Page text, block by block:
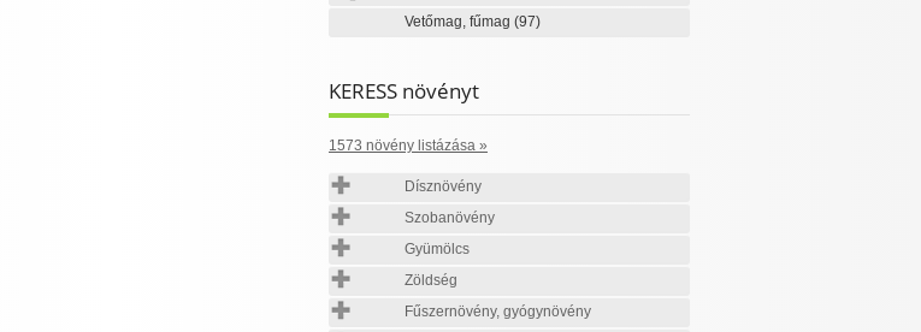
Vetőmag, fűmag (97)
KERESS növényt
1573 növény listázása »
Dísznövény
Szobanövény
Gyümölcs
Zöldség
Fűszernövény, gyógynövény